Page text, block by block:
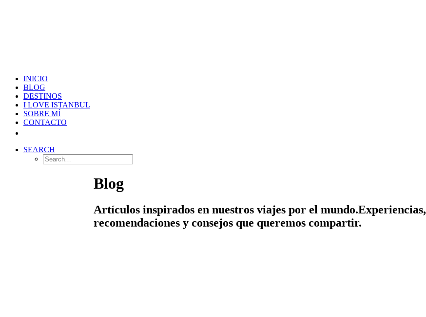
INICIO
BLOG
DESTINOS
I LOVE ISTANBUL
SOBRE MÍ
CONTACTO
SEARCH
Blog
Artículos inspirados en nuestros viajes por el mundo.Experiencias,
recomendaciones y consejos que queremos compartir.